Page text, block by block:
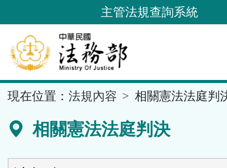
到
要
內
容
區
主管法規查詢系統
現在位置： 法規內容 相關憲法法庭判
相關憲法法庭判決